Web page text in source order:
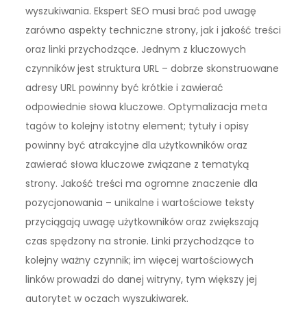
wyszukiwania. Ekspert SEO musi brać pod uwagę
zarówno aspekty techniczne strony, jak i jakość treści
oraz linki przychodzące. Jednym z kluczowych
czynników jest struktura URL – dobrze skonstruowane
adresy URL powinny być krótkie i zawierać
odpowiednie słowa kluczowe. Optymalizacja meta
tagów to kolejny istotny element; tytuły i opisy
powinny być atrakcyjne dla użytkowników oraz
zawierać słowa kluczowe związane z tematyką
strony. Jakość treści ma ogromne znaczenie dla
pozycjonowania – unikalne i wartościowe teksty
przyciągają uwagę użytkowników oraz zwiększają
czas spędzony na stronie. Linki przychodzące to
kolejny ważny czynnik; im więcej wartościowych
linków prowadzi do danej witryny, tym większy jej
autorytet w oczach wyszukiwarek.